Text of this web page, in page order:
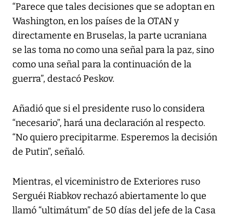
“Parece que tales decisiones que se adoptan en
Washington, en los países de la OTAN y
directamente en Bruselas, la parte ucraniana
se las toma no como una señal para la paz, sino
como una señal para la continuación de la
guerra”, destacó Peskov.
Añadió que si el presidente ruso lo considera
“necesario”, hará una declaración al respecto.
“No quiero precipitarme. Esperemos la decisión
de Putin”, señaló.
Mientras, el viceministro de Exteriores ruso
Serguéi Riabkov rechazó abiertamente lo que
llamó “ultimátum” de 50 días del jefe de la Casa